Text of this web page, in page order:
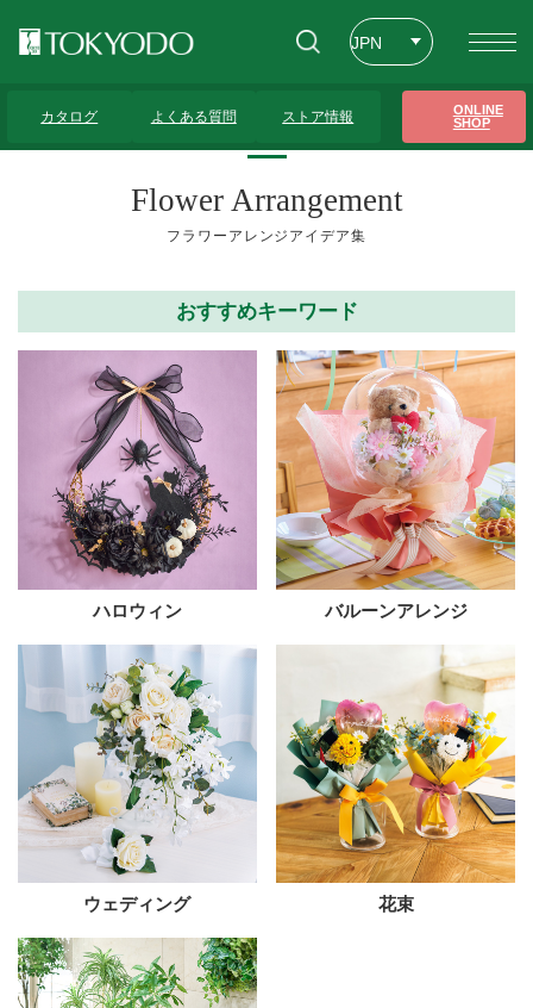
JPN
カタログ よくある質問 ストア情報
ONLINE
SHOP
レッスン（デモ・講習） >
6ペー
Flower Arrangement
フラワーアレンジアイデア集
おすすめキーワード
ハロウィン バルーンアレンジ
ウェディング 花束